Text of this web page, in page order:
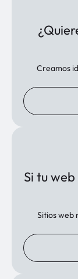
Creamos
Si tu
Sitios web